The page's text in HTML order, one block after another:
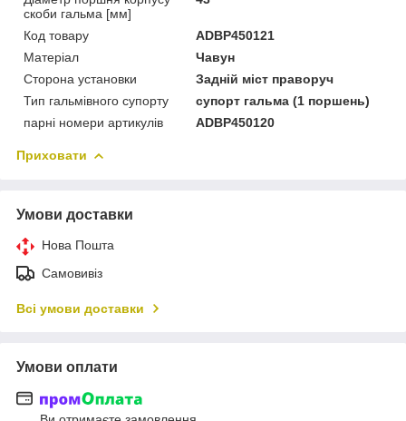
скоби гальма [мм]
Код товару
ADBP450121
Матеріал
Чавун
Сторона установки
Задній міст праворуч
Тип гальмівного супорту
супорт гальма (1 поршень)
парні номери артикулів
ADBP450120
Приховати
Умови доставки
Нова Пошта
Самовивіз
Всі умови доставки
Умови оплати